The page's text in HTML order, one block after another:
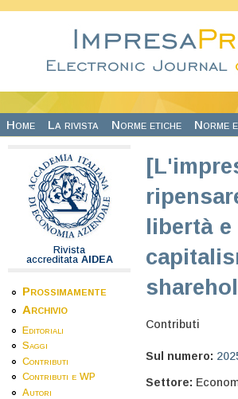
Home La rivista Norme etiche Norme
Rivista
accreditata AIDEA
Prossimamente
Archivio
Editoriali
Saggi
Contributi
Contributi e WP
Autori
libertà
Contributi
Sul numero:
Settore: